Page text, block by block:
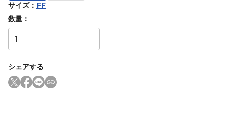
サイズ： FF
数量：
シェアする